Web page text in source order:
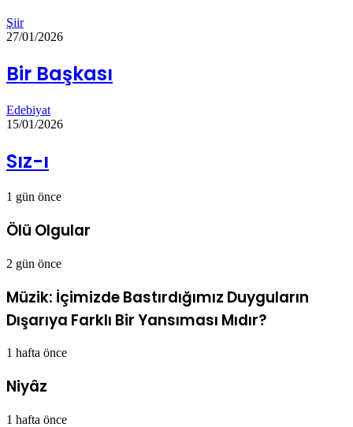
Şiir
27/01/2026
Bir Başkası
Edebiyat
15/01/2026
Sız-ı
1 gün önce
Ölü Olgular
2 gün önce
Müzik: İçimizde Bastırdığımız Duyguların
Dışarıya Farklı Bir Yansıması Mıdır?
1 hafta önce
Niyâz
1 hafta önce